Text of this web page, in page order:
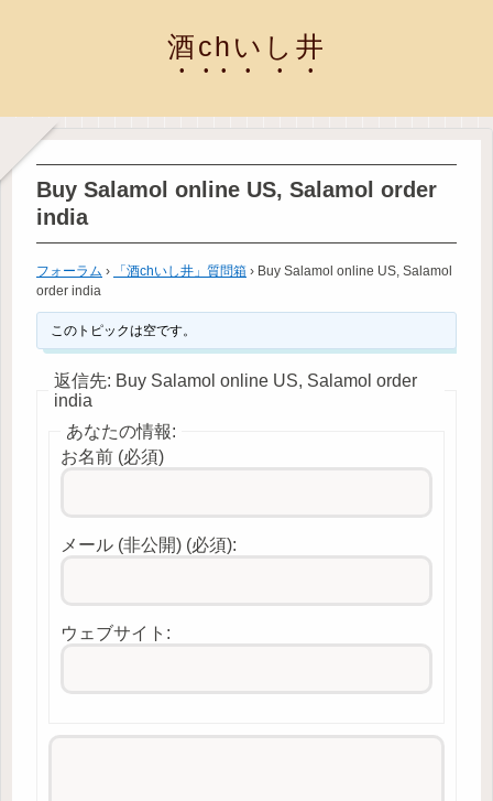
酒chいし井
Buy Salamol online US, Salamol order
india
フォーラム › 「酒chいし井」質問箱 › Buy Salamol online US, Salamol
order india
このトピックは空です。
返信先: Buy Salamol online US, Salamol order
india
あなたの情報:
お名前 (必須)
メール (非公開) (必須):
ウェブサイト: